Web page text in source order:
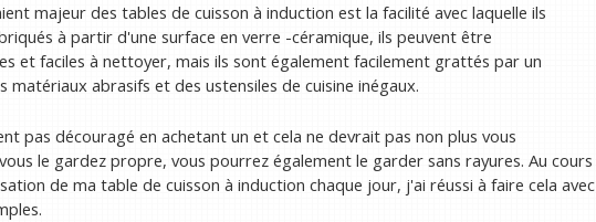
majeur des tables de cuisson à induction est la facilité avec laquelle ils
à partir d'une surface en verre -céramique, ils peuvent être
et faciles à nettoyer, mais ils sont également facilement grattés par un
matériaux abrasifs et des ustensiles de cuisine inégaux.
pas découragé en achetant un et cela ne devrait pas non plus vous
le gardez propre, vous pourrez également le garder sans rayures. Au cours
de ma table de cuisson à induction chaque jour, j'ai réussi à faire cela avec